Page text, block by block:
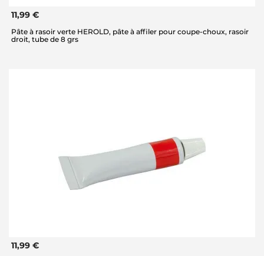
11,99 €
Pâte à rasoir verte HEROLD, pâte à affiler pour coupe-choux, rasoir
droit, tube de 8 grs
11,99 €